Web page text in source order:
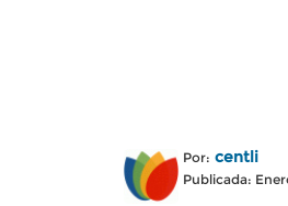
Por: centli
Publicada: